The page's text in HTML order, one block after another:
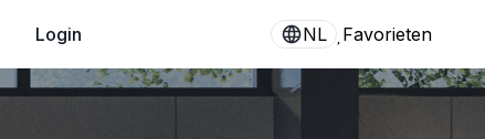
Login NL Favorieten